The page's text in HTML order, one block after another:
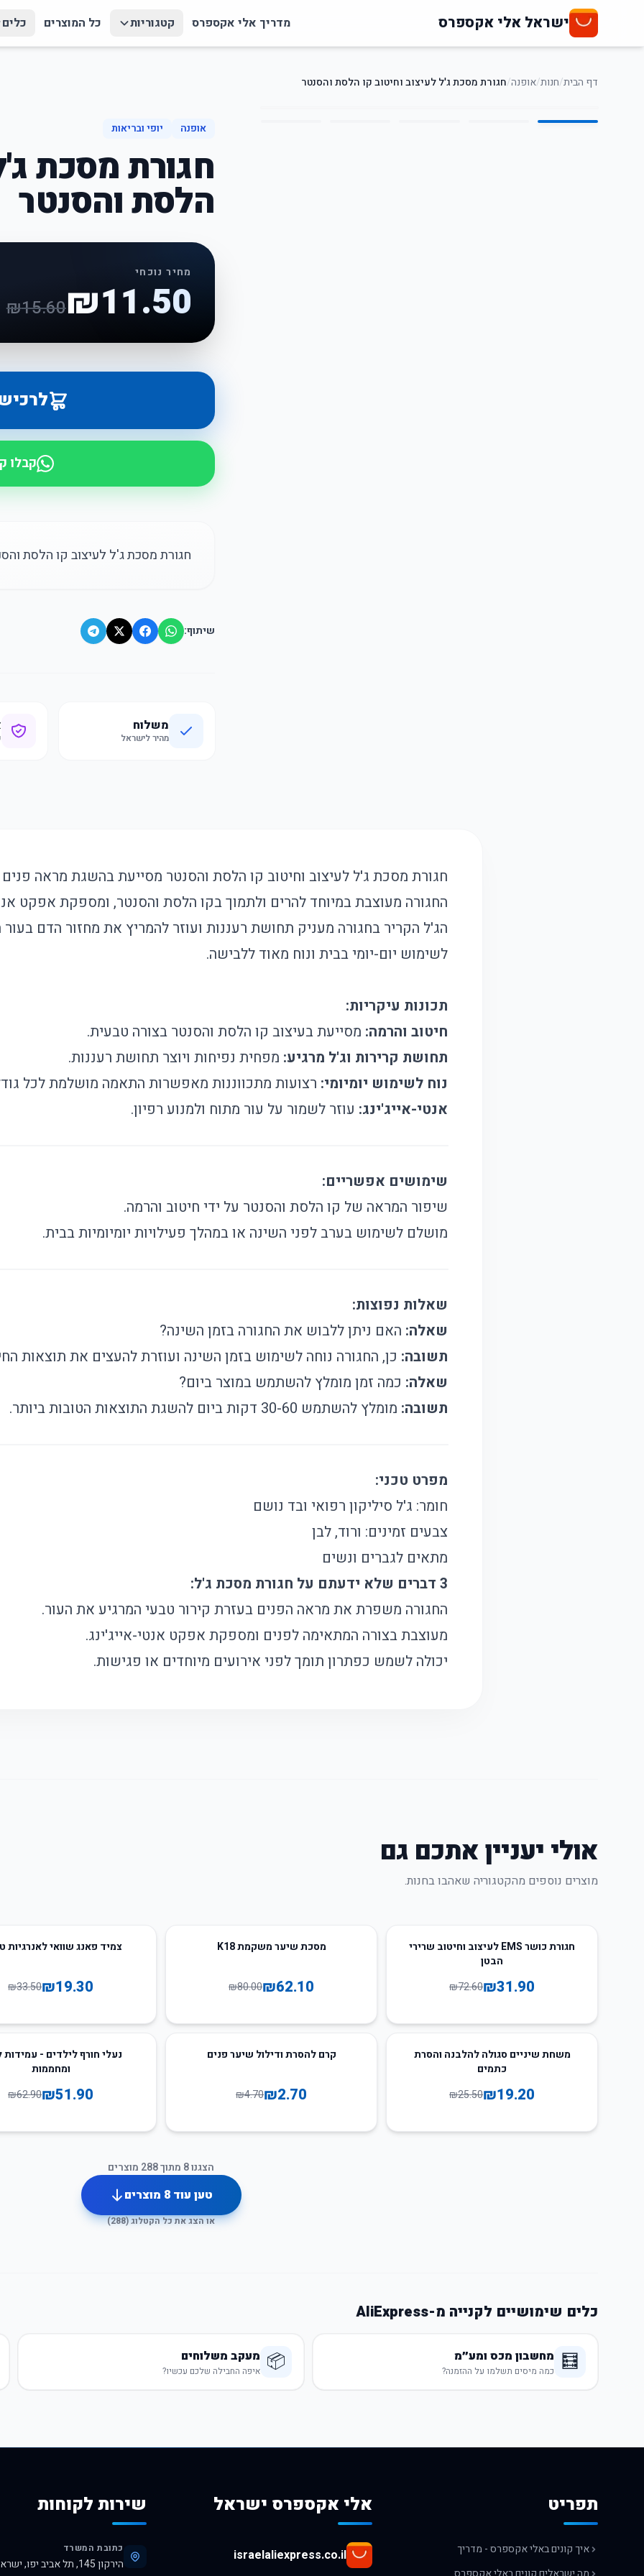
ישראל אלי אקספרס מדריך אלי אקספרס קטגוריות כל המוצרים כלים
דף הבית/חנות/אופנה/חגורת מסכת ג'ל לעיצוב וחיטוב קו הלסת והסנטר
1
/
5
אופנה יופי ובריאות
חגורת מסכת
הלסת והסנטר
מחיר נוכחי
₪11.50
₪15.60
קבלו
חגורת מסכת ג'ל לעיצוב קו הלסת
שיתוף:
משלוח
מהיר לישראל
חגורת מסכת ג'ל לעיצוב וחיטוב קו הלסת והסנטר מסייעת בהשגת מראה פנים
החגורה מעוצבת במיוחד להרים ולתמוך בקו הלסת והסנטר, ומספקת אפקט
הג'ל הקריר בחגורה מעניק תחושת רעננות ועוזר להמריץ את מחזור הדם
לשימוש יום-יומי בבית ונוח מאוד ללבישה.
תכונות עיקריות:
חיטוב והרמה: מסייעת בעיצוב קו הלסת והסנטר בצורה טבעית.
תחושת קרירות וג'ל מרגיע: מפחית נפיחות ויוצר תחושת רעננות.
נוח לשימוש יומיומי: רצועות מתכווננות מאפשרות התאמה מושלמת לכל
אנטי-אייג'ינג: עוזר לשמור על עור מתוח ולמנוע רפיון.
שימושים אפשריים:
שיפור המראה של קו הלסת והסנטר על ידי חיטוב והרמה.
מושלם לשימוש בערב לפני השינה או במהלך פעילויות יומיומיות בבית.
שאלות נפוצות:
שאלה: האם ניתן ללבוש את החגורה בזמן השינה?
תשובה: כן, החגורה נוחה לשימוש בזמן השינה ועוזרת להעצים את תוצאות
שאלה: כמה זמן מומלץ להשתמש במוצר ביום?
תשובה: מומלץ להשתמש 30-60 דקות ביום להשגת התוצאות הטובות ביותר.
מפרט טכני:
חומר: ג'ל סיליקון רפואי ובד נושם
צבעים זמינים: ורוד, לבן
מתאים לגברים ונשים
3 דברים שלא ידעתם על חגורת מסכת ג'ל:
החגורה משפרת את מראה הפנים בעזרת קירור טבעי המרגיע את העור.
מעוצבת בצורה המתאימה לפנים ומספקת אפקט אנטי-אייג'ינג.
יכולה לשמש כפתרון תומך לפני אירועים מיוחדים או פגישות.
אולי יעניין אתכם גם
מוצרים נוספים מהקטגוריה שאהבו בחנות.
56
חגורת כושר EMS לעיצוב וחיטוב שרירי
הבטן
₪31.90
₪72.60
מסכת שיער משקמת K18
₪62.10
₪80.00
צמיד פאנג שוואי לאנרגיות
₪19.30
₪33.50
25משחת שיניים סגולה להלבנה והסרת
כתמים
₪19.20
₪25.50
קרם להסרת ודילול שיער פנים
₪2.70
₪4.70
נעלי חורף לילדים - עמידות
ומחממות
₪51.90
₪62.90
הצגנו8 מתוך288 מוצרים
טען עוד8 מוצרים
או הצג את כל הקטלוג (288
)
כלים שימושיים לקנייה מ-AliExpress
🧮 מחשבון מכס ומע״מ
כמה מיסים תשלמו על ההזמנה? 📦 מעקב משלוחים
איפה החבילה שלכם עכשיו?
תפריט
איך קונים באלי אקספרס - מדריך
אלי אקספרס ישראל
israelaliexpress.co.il
שירות לקוחות
כתובת המשרד
הירקון 145, תל אביב יפו, ישראל, 6345313